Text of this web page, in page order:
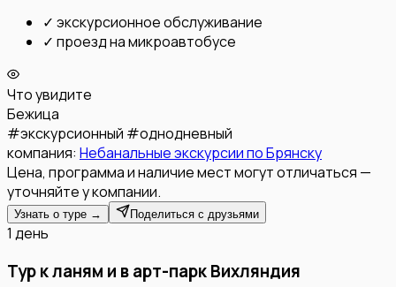
✓ экскурсионное обслуживание
✓ проезд на микроавтобусе
Что увидите
Бежица
#экскурсионный #однодневный
компания: Небанальные экскурсии по Брянску
Цена, программа и наличие мест могут отличаться —
уточняйте у компании.
Узнать о туре → Поделиться с друзьями
1 день
Тур к ланям и в арт-парк Вихляндия